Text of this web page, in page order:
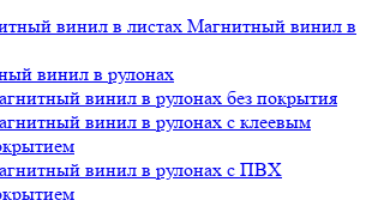
Магнитный винил в
винил в рулонах
винил в рулонах без покрытия
винил в рулонах с клеевым
винил в рулонах с ПВХ